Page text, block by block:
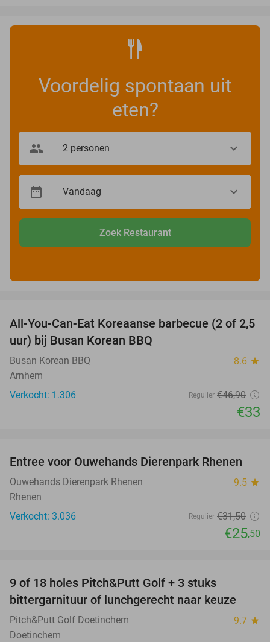
Voordelig spontaan uit
eten?
Zoek Restaurant
30%
All-You-Can-Eat Koreaanse barbecue (2 of 2,5
uur) bij Busan Korean BBQ
Busan Korean BBQ 8.6 star
Arnhem
Verkocht: 1.306
Regulier €46,90
€33
19%
Entree voor Ouwehands Dierenpark Rhenen
Ouwehands Dierenpark Rhenen 9.5 star
Rhenen
Verkocht: 3.036
Regulier €31,50
€25,50
9 of 18 holes Pitch&Putt Golf + 3 stuks
bittergarnituur of lunchgerecht naar keuze
Pitch&Putt Golf Doetinchem 9.7 star
Doetinchem